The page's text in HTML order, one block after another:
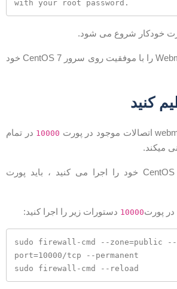
with your root password.
در این مرحله ، شما Webmin را با موفقیت روی سرور CentOS 7 خود
کنید
10000در تمام
میکند.
اگر فایروال در سرور CentOS خود را اجرا می کنید ، باید پورت
پورت10000دستورات زیر را اجرا کنید:
sudo firewall-cmd --zone=public
port=10000/tcp --permanent
sudo firewall-cmd --reload